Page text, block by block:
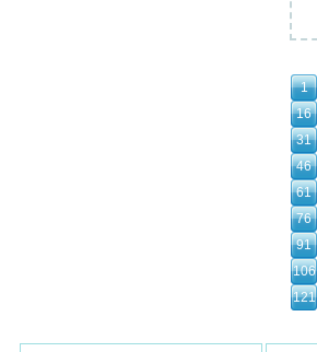
1
16
31
46
61
76
91
106
121